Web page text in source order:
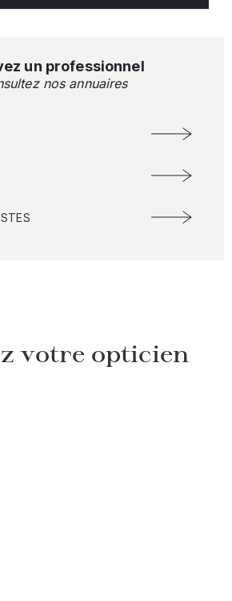
un professionnel
nos annuaires
votre opticien